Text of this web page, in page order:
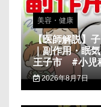
美容・健康
【医師解説】
｜副作用・眠
王子市 #小児
2026年8月7日